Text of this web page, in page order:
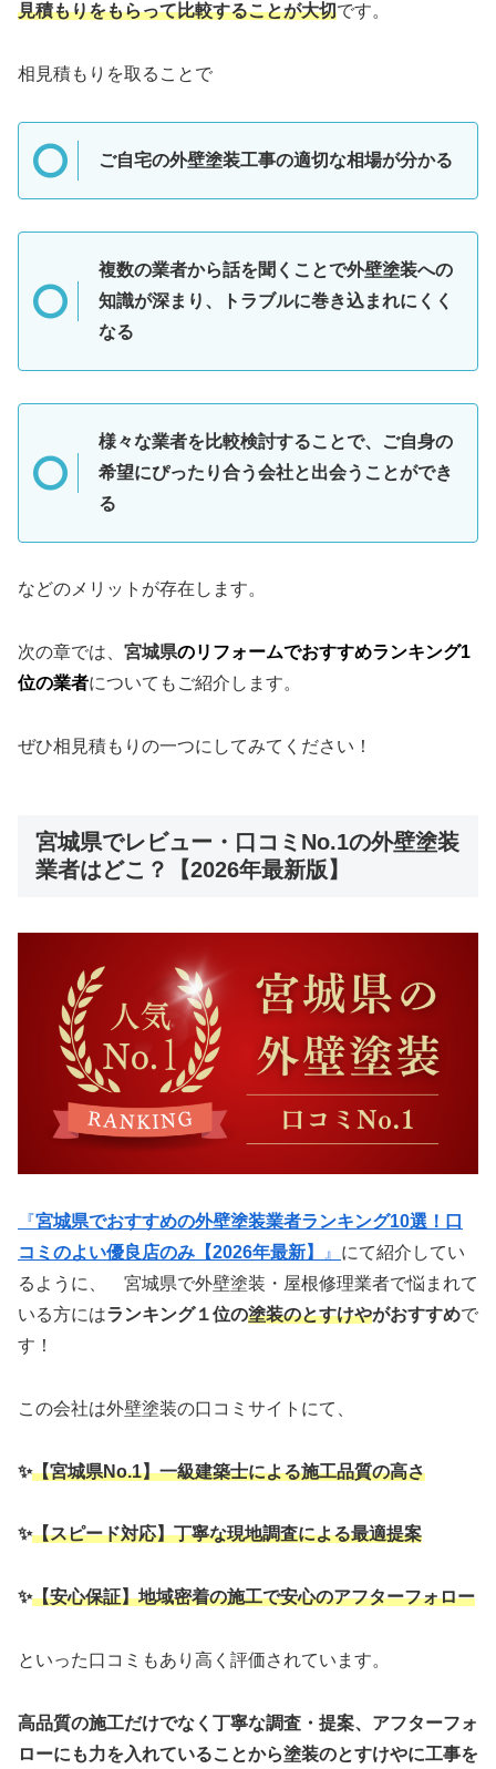
見積もりをもらって比較することが大切です。
相見積もりを取ることで
ご自宅の外壁塗装工事の適切な相場が分かる
複数の業者から話を聞くことで外壁塗装への
知識が深まり、トラブルに巻き込まれにくく
なる
様々な業者を比較検討することで、ご自身の
希望にぴったり合う会社と出会うことができ
る
などのメリットが存在します。
次の章では、 宮城県のリフォームでおすすめランキング1
位の業者についてもご紹介します。
ぜひ相見積もりの一つにしてみてください！
宮城県でレビュー・口コミNo.1の外壁塗装
業者はどこ？【2026年最新版】
『宮城県でおすすめの外壁塗装業者ランキング10選！口
コミのよい優良店のみ【2026年最新】
』 にて紹介してい
るように、 宮城県で外壁塗装・屋根修理業者で悩まれて
いる方にはランキング１位の塗装のとすけやがおすすめで
す！
この会社は外壁塗装の口コミサイトにて、
✨【宮城県No.1】一級建築士による施工品質の高さ
✨【スピード対応】丁寧な現地調査による最適提案
✨【安心保証】地域密着の施工で安心のアフターフォロー
といった口コミもあり高く評価されています。
高品質の施工だけでなく丁寧な調査・提案、アフターフォ
ローにも力を入れていることから塗装のとすけやに工事を